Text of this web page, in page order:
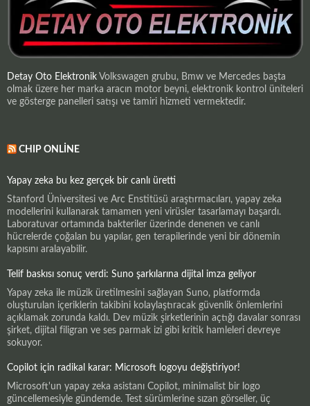
Detay Oto Elektronik Volkswagen grubu, Bmw ve Mercedes başta
olmak üzere her marka aracın motor beyni, elektronik kontrol üniteleri
ve gösterge panelleri satışı ve tamiri hizmeti vermektedir.
CHIP ONLINE
Yapay zeka bu kez gerçek bir canlı üretti
Stanford Üniversitesi ve Arc Enstitüsü araştırmacıları, yapay zeka
modellerini kullanarak tamamen yeni virüsler tasarlamayı başardı.
Laboratuvar ortamında bakteriler üzerinde denenen ve canlı
hücrelerde çoğalan bu yapılar, gen terapilerinde yeni bir dönemin
kapısını aralayabilir.
Telif baskısı sonuç verdi: Suno şarkılarına dijital imza geliyor
Yapay zeka ile müzik üretilmesini sağlayan Suno, platformda
oluşturulan içeriklerin takibini kolaylaştıracak güvenlik önlemlerini
açıklamak zorunda kaldı. Dev müzik şirketlerinin açtığı davalar sonrası
şirket, dijital filigran ve ses parmak izi gibi kritik hamleleri devreye
sokuyor.
Copilot için radikal karar: Microsoft logoyu değiştiriyor!
Microsoft'un yapay zeka asistanı Copilot, minimalist bir logo
güncellemesiyle gündemde. Test sürümlerine sızan görseller, üç